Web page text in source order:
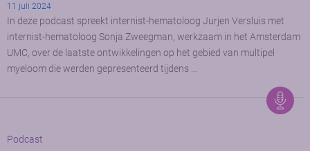
11 juli 2024
In deze podcast spreekt internist-hematoloog Jurjen Versluis met
internist-hematoloog Sonja Zweegman, werkzaam in het Amsterdam
UMC, over de laatste ontwikkelingen op het gebied van multipel
myeloom die werden gepresenteerd tijdens …
Podcast